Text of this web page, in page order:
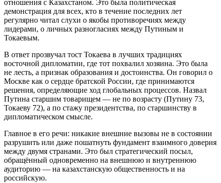
отношения с Казахстаном. Это была политическая
демонстрация для всех, кто в течение последних лет
регулярно читал слухи о якобы противоречиях между
лидерами, о личных разногласиях между Путиным и
Токаевым.
В ответ прозвучал тост Токаева в лучших традициях
восточной дипломатии, где тот похвалил хозяина. Это была
не лесть, а признак образования и достоинства. Он говорил о
Москве как о сердце братской России, где принимаются
решения, определяющие ход глобальных процессов. Назвал
Путина старшим товарищем — не по возрасту (Путину 73,
Токаеву 72), а по стажу президентства, по старшинству в
дипломатическом смысле.
Главное в его речи: никакие внешние вызовы не в состоянии
разрушить или даже пошатнуть фундамент взаимного доверия
между двумя странами. Это был стратегический посыл,
обращённый одновременно на внешнюю и внутреннюю
аудиторию — на казахстанскую общественность и на
российскую.